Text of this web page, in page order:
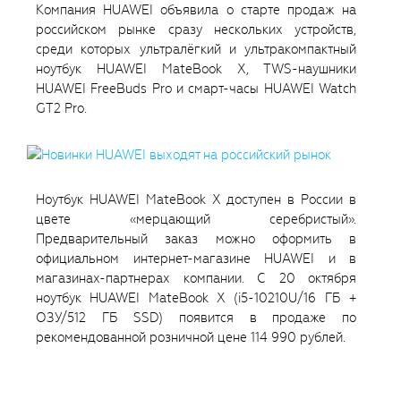
Компания HUAWEI объявила о старте продаж на
российском рынке сразу нескольких устройств,
среди которых ультралёгкий и ультракомпактный
ноутбук HUAWEI MateBook X, TWS-наушники
HUAWEI FreeBuds Pro и смарт-часы HUAWEI Watch
GT2 Pro.
Ноутбук HUAWEI MateBook X доступен в России в
цвете «мерцающий серебристый».
Предварительный заказ можно оформить в
официальном интернет-магазине HUAWEI и в
магазинах-партнерах компании. С 20 октября
ноутбук HUAWEI MateBook X (i5-10210U/16 ГБ +
ОЗУ/512 ГБ SSD) появится в продаже по
рекомендованной розничной цене 114 990 рублей.